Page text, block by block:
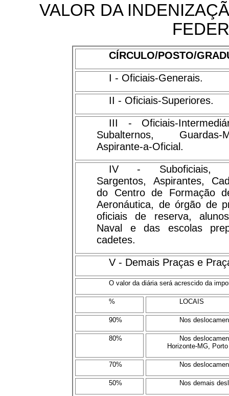
VALOR DA
CÍRCULO/POSTO/
I - Oficiais-Generais.
II - Oficiais-Superiores.
III - Oficiais-
Subalternos,
Aspirante-a-Oficial.
IV - Suboficiais,
Sargentos, Aspirantes,
do Centro de Formação
Aeronáutica, de órgão de
oficiais de reserva,
Naval e das escolas
cadetes.
V - Demais Praças e
O valor da diária será acrescido da
% LOCAIS
90% Nos
80%
Nos
Horizonte-MG,
70% Nos
50% Nos demais